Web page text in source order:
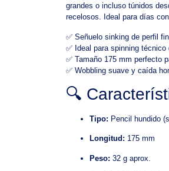
grandes o incluso túnidos
recelosos. Ideal para días
✅ Señuelo sinking de perfil
✅ Ideal para spinning
✅ Tamaño 175 mm perfecto
✅ Wobbling suave y caída
🔍
Tipo: Pencil hundido
Longitud: 175 mm
Peso: 32 g aprox.